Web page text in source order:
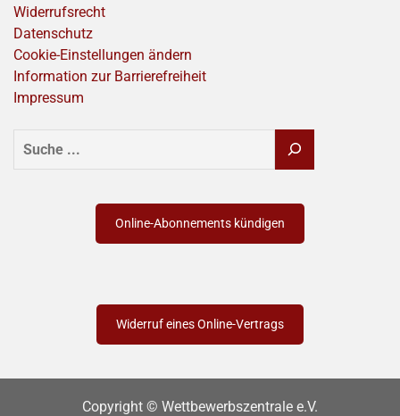
Widerrufsrecht
Datenschutz
Cookie-Einstellungen ändern
Information zur Barrierefreiheit
Impressum
SUCHEN
Online-Abonnements kündigen
Widerruf eines Online-Vertrags
Copyright © Wettbewerbszentrale e.V.